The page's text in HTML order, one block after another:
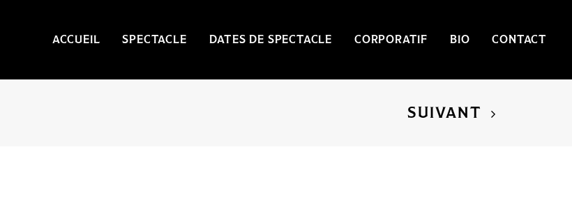
ACCUEIL SPECTACLE DATES DE SPECTACLE CORPORATIF BIO CONTACT
SUIVANT